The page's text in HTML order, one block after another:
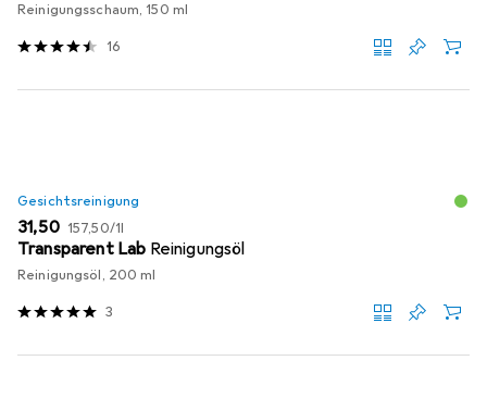
Reinigungsschaum, 150 ml
16
Gesichtsreinigung
EUR
31,50 EUR
157,50/1l
Transparent Lab Reinigungsöl
Reinigungsöl, 200 ml
3